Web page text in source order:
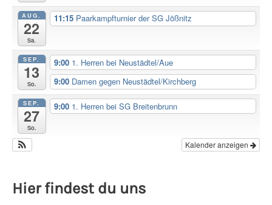
AUG.
22
Sa.
11:15 Paarkampfturnier der SG Jößnitz
SEP.
13
So.
9:00 1. Herren bei Neustädtel/Aue
9:00 Damen gegen Neustädtel/Kirchberg
SEP.
27
So.
9:00 1. Herren bei SG Breitenbrunn
Kalender anzeigen
Hier findest du uns